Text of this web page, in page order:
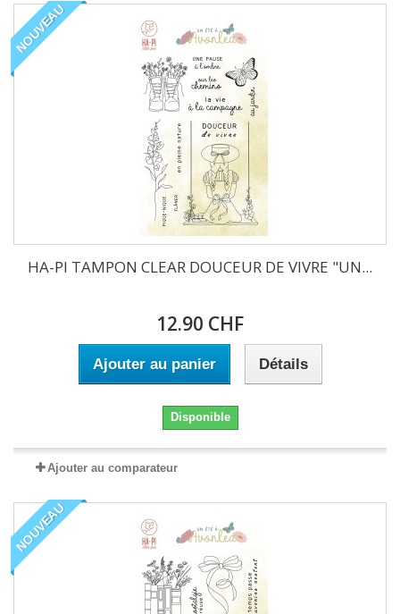
NOUVEAU
HA-PI TAMPON CLEAR DOUCEUR DE VIVRE "UN...
12.90 CHF
Ajouter au panier Détails
Disponible
Ajouter au comparateur
NOUVEAU